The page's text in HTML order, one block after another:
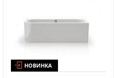
НОВИНКА